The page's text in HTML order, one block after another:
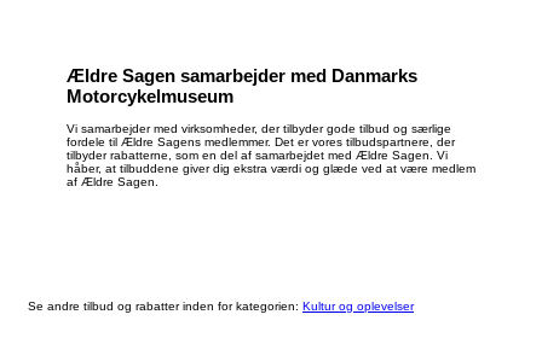
Ældre Sagen samarbejder med Danmarks
Motorcykelmuseum
Vi samarbejder med virksomheder, der tilbyder gode tilbud og særlige
fordele til Ældre Sagens medlemmer. Det er vores tilbudspartnere, der
tilbyder rabatterne, som en del af samarbejdet med Ældre Sagen. Vi
håber, at tilbuddene giver dig ekstra værdi og glæde ved at være medlem
af Ældre Sagen.
Se andre tilbud og rabatter inden for kategorien: Kultur og oplevelser